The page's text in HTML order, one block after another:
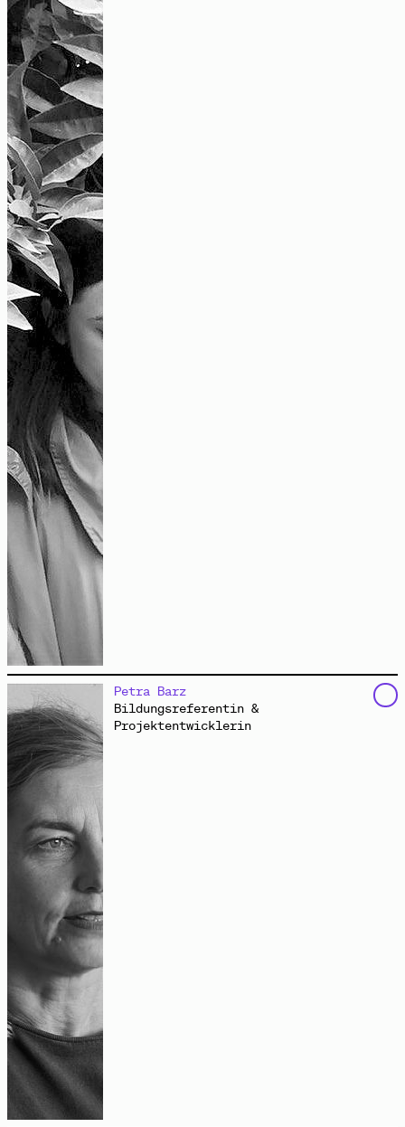
schreibt für Stimme und Papier. Zuweilen tritt sie
auch in anderer Gestalt in Erscheinung: als Wandelnde
Wissenschaftlerin, Schnelle Musikalische Hilfe oder
einzige Vertreterin des Self-Entitled-Self-
Entitlement-Office. Oft erzeugt sie Wellen bei
verschiedenen Radiosendern, und sie ist Mitglied der
Klang‑Künstler:innengruppe
Gemeinsam mit dem Künstler
verschiedene Audioaktionen.
www.jaminescu.com
Petra Barz
Bildungsreferentin &
Projektentwicklerin